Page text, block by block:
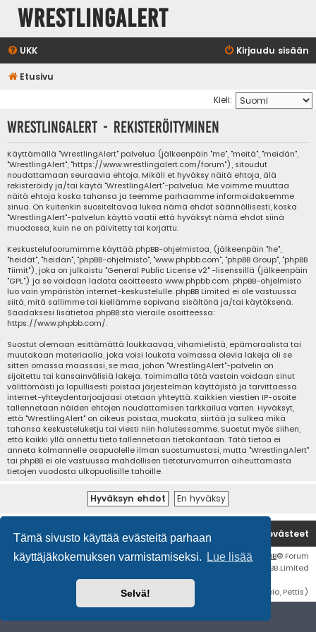
Tämä sivusto käyttää evästeitä parhaan
käyttäjäkokemuksen varmistamiseksi.
Lue lisää
Selvä!
WrestlingAlert
UKK Kirjaudu sisään
Etusivu
Kieli:
WrestlingAlert - Rekisteröityminen
Käyttämällä "WrestlingAlert" palvelua (jälkeenpäin "me", "meitä", "meidän",
"WrestlingAlert", "https://www.wrestlingalert.com/forum"), sitoudut
noudattamaan seuraavia ehtoja. Mikäli et hyväksy näitä ehtoja, älä
rekisteröidy ja/tai käytä "WrestlingAlert"-palvelua. Me voimme muuttaa
näitä ehtoja koska tahansa ja teemme parhaamme informoidaksemme
sinua. On kuitenkin suositeltavaa lukea nämä ehdot säännöllisesti, koska
"WrestlingAlert"-palvelun käyttö vaatii että hyväksyt nämä ehdot siinä
muodossa, kuin ne on päivitetty tai korjattu.
Keskustelufoorumimme käyttää phpBB-ohjelmistoa, (jälkeenpäin "he",
"heidät", "heidän", "phpBB-ohjelmisto", "www.phpbb.com", "phpBB Group", "phpBB
Tiimit"), joka on julkaistu "General Public License v2" -lisenssillä (jälkeenpäin
"GPL") ja se voidaan ladata osoitteesta www.phpbb.com. phpBB-ohjelmisto
luo vain ympäristön internet-keskustelulle. phpBB Limited ei ole vastuussa
siitä, mitä sallimme tai kiellämme sopivana sisältönä ja/tai käytöksenä.
Saadaksesi lisätietoa phpBB:stä vieraile osoitteessa:
https://www.phpbb.com/.
Suostut olemaan esittämättä loukkaavaa, vihamielistä, epämoraalista tai
muutakaan materiaalia, joka voisi loukata voimassa olevia lakeja oli se
sitten omassa maassasi, se maa, johon "WrestlingAlert"-palvelin on
sijoitettu tai kansainvälisiä lakeja. Toimimalla tätä vastoin voidaan sinut
välittömästi ja lopullisesti poistaa järjestelmän käyttäjistä ja tarvittaessa
internet-yhteydentarjoajaasi otetaan yhteyttä. Kaikkien viestien IP-osoite
tallennetaan näiden ehtojen noudattamisen tarkkailua varten. Hyväksyt,
että "WrestlingAlert" on oikeus poistaa, muokata, siirtää ja sulkea mikä
tahansa keskusteluketju tai viesti niin halutessamme. Suostut myös siihen,
että kaikki yllä annettu tieto tallennetaan tietokantaan. Tätä tietoa ei
anneta kolmannelle osapuolelle ilman suostumustasi, mutta "WrestlingAlert"
tai phpBB ei ole vastuussa mahdollisen tietoturvamurron aiheuttamasta
tietojen vuodosta ulkopuolisille tahoille.
Etusivu Poista evästeet
Flat Style byIan Bradley• Keskustelufoorumin ohjelmisto phpBB® Forum
Software © phpBB Limited
Käännös: phpBB Suomi (lurttinen, harritapio, Pettis)